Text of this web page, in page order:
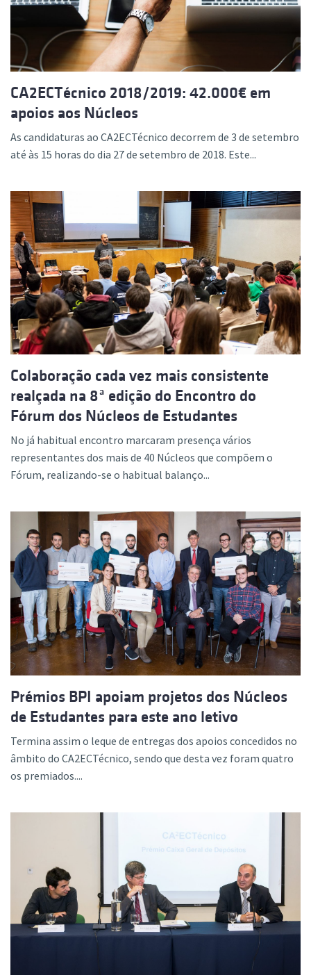
CA2ECTécnico 2018/2019: 42.000€ em
apoios aos Núcleos
As candidaturas ao CA2ECTécnico decorrem de 3 de setembro
até às 15 horas do dia 27 de setembro de 2018. Este...
Colaboração cada vez mais consistente
realçada na 8ª edição do Encontro do
Fórum dos Núcleos de Estudantes
No já habitual encontro marcaram presença vários
representantes dos mais de 40 Núcleos que compõem o
Fórum, realizando-se o habitual balanço...
Prémios BPI apoiam projetos dos Núcleos
de Estudantes para este ano letivo
Termina assim o leque de entregas dos apoios concedidos no
âmbito do CA2ECTécnico, sendo que desta vez foram quatro
os premiados....